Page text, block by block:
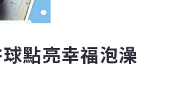
點亮幸福泡澡